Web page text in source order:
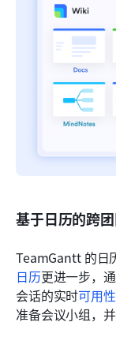
基于日历的跨
TeamGantt 的日
日历更进一步，
会话的实时可用
准备会议小组，